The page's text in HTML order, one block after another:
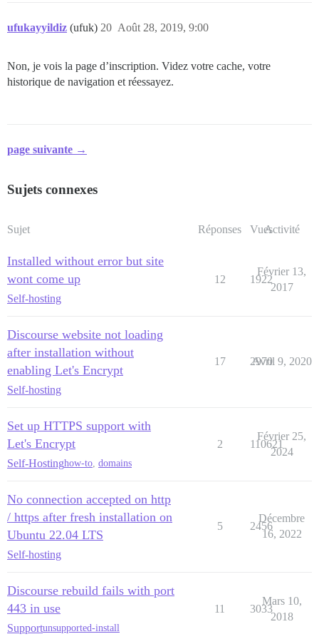
ufukayyildiz (ufuk) Août 28, 2019, 9:00
20
Non, je vois la page d’inscription. Videz votre cache, votre
historique de navigation et réessayez.
page suivante →
Sujets connexes
Sujet Réponses VuesActivité
Installed without error but site
wont come up
Self-hosting
12 1922
Février 13,
2017
Discourse website not loading
after installation without
enabling Let's Encrypt
Self-hosting
17 2970
Avril 9, 2020
Set up HTTPS support with
Let's Encrypt
Self-Hostinghow-to, domains
2 110621
Février 25,
2024
No connection accepted on http
/ https after fresh installation on
Ubuntu 22.04 LTS
Self-hosting
5 2456
Décembre
16, 2022
Discourse rebuild fails with port
443 in use
Supportunsupported-install
11 3033
Mars 10,
2018